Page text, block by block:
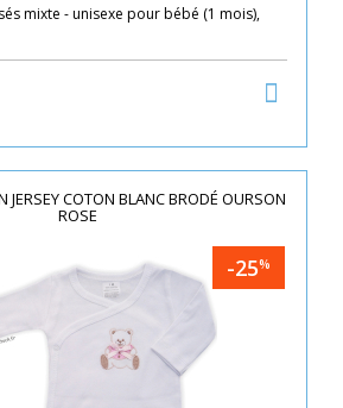
mixte - unisexe pour bébé (1 mois),
JERSEY COTON BLANC BRODÉ OURSON
ROSE
-25%